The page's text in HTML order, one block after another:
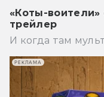
«Коты-воители»
трейлер
И когда там
РЕКЛАМА